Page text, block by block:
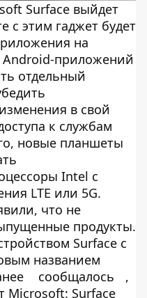
Surface выйдет
с этим гаджет будет
на
приложений
отдельный
в свой
к службам
новые планшеты
Intel с
LTE или 5G.
что не
продукты.
Surface с
названием
сообщалось
,
Microsoft: Surface